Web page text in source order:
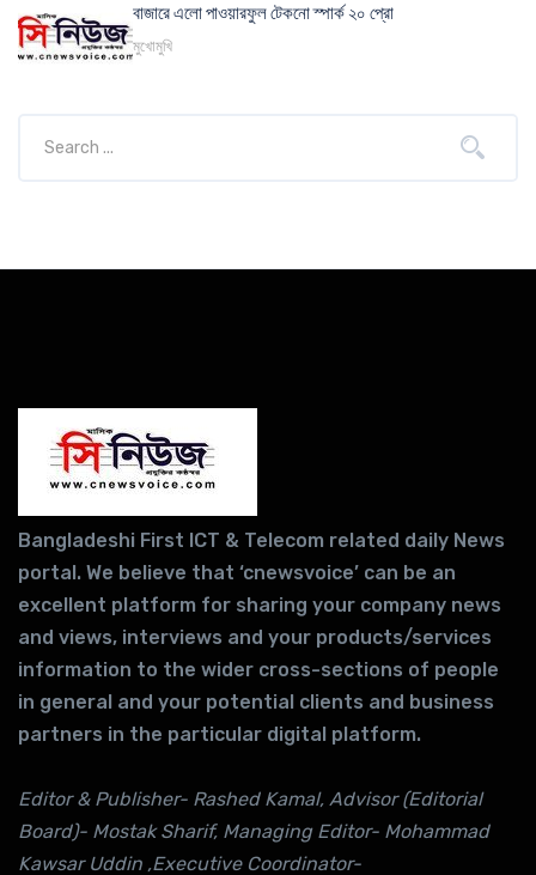
বাজারে এলো পাওয়ারফুল টেকনো স্পার্ক ২০ প্রো
মুখোমুখি
Bangladeshi First ICT & Telecom related daily News
portal. We believe that ‘cnewsvoice’ can be an
excellent platform for sharing your company news
and views, interviews and your products/services
information to the wider cross-sections of people
in general and your potential clients and business
partners in the particular digital platform.
Editor & Publisher- Rashed Kamal, Advisor (Editorial
Board)- Mostak Sharif, Managing Editor- Mohammad
Kawsar Uddin ,Executive Coordinator-